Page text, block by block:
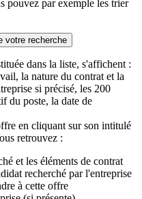
pouvez par exemple les trier
votre recherche
dans la liste, s'affichent :
la nature du contrat et la
si précisé, les 200
du poste, la date de
en cliquant sur son intitulé
retrouvez :
et les éléments de contrat
recherché par l'entreprise
à cette offre